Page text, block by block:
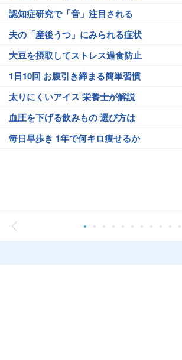
認知症研究で「音」注目される
夫の「産後うつ」にみられる症状
大豆を摂取してストレス過食防止
1日10回 お腹引き締まる簡単習慣
太りにくいアイス 栄養士が解説
血圧を下げる飲みもの 選び方は
毎日早歩き 1年で何キロ痩せるか